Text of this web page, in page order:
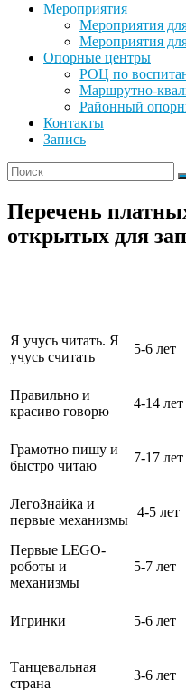
Мероприятия
Мероприятия
Мероприятия
Опорные центры
РОЦ по
Маршрутно-
Районный
Контакты
Запись
Перечень
открытых для
Я учусь читать. Я
учусь считать
5-6 лет
Правильно и
красиво говорю
4-14 лет
Грамотно пишу и
быстро читаю
7-17 лет
ЛегоЗнайка и
первые механизмы
4-5 лет
Первые LEGO-
роботы и
механизмы
5-7 лет
Игринки 5-6 лет
Танцевальная
страна
3-6 лет